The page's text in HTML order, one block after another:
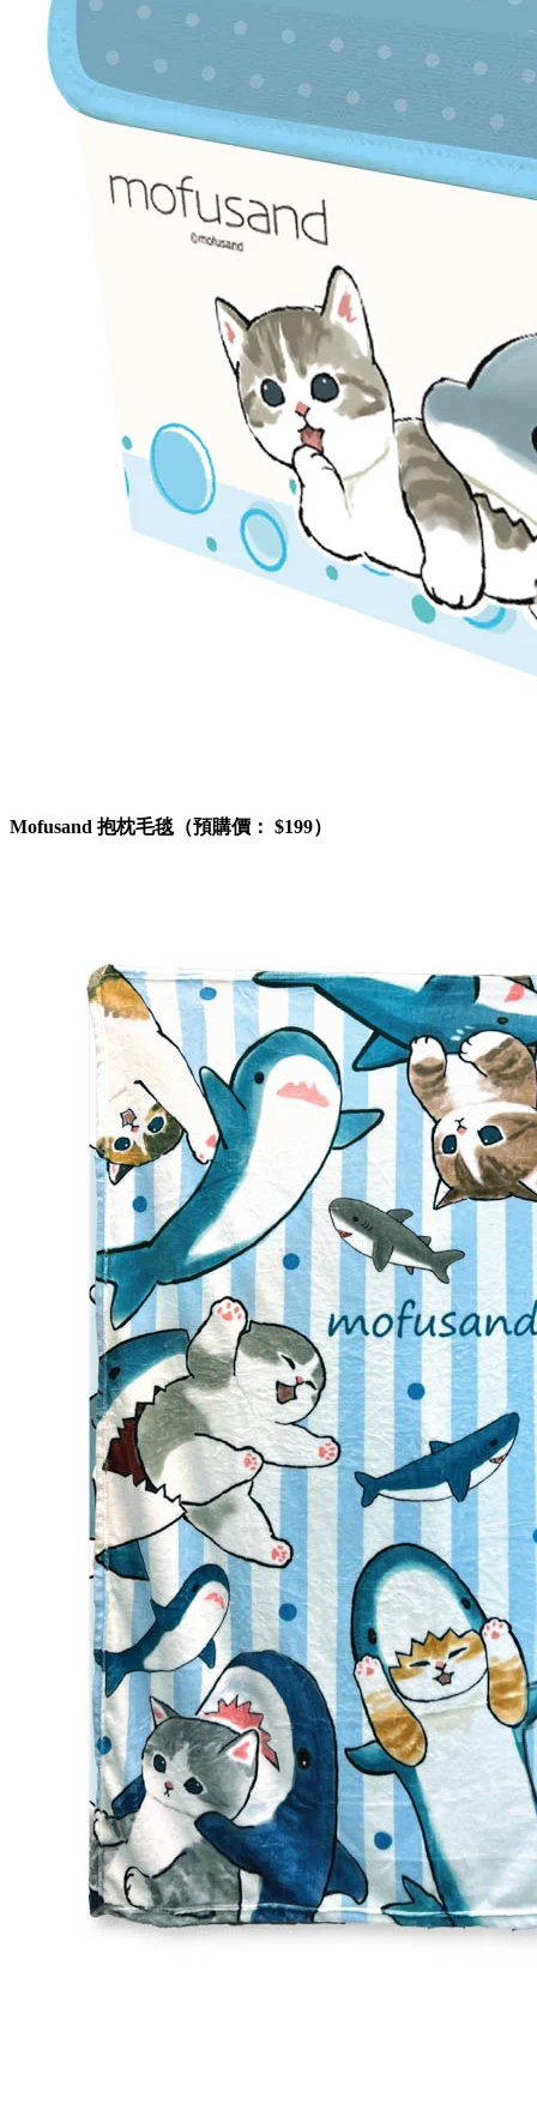
Mofusand 抱枕毛毯（預購價： $199）